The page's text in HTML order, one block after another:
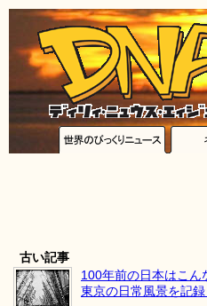
古い記事
100年前の日本はこ
東京の日常風景を記